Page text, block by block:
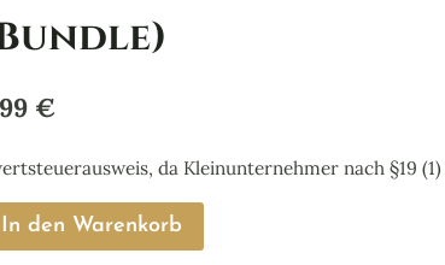
€
€
5,99 €.
da Kleinunternehmer nach §19
In den Warenkorb